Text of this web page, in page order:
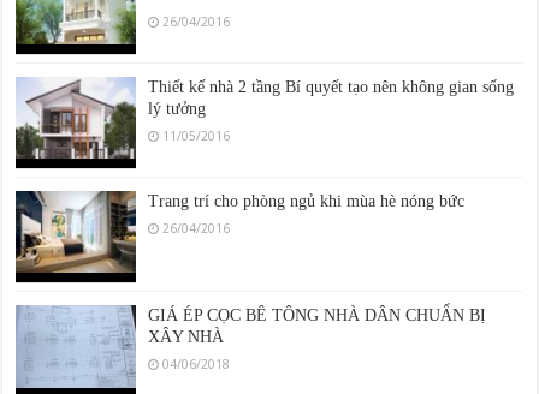
Thiết kế nhà 2 tầng Bí quyết tạo nên không gian sống
lý tưởng
Trang trí cho phòng ngủ khi mùa hè nóng bức
GIÁ ÉP CỌC BÊ TÔNG NHÀ DÂN CHUẨN BỊ
XÂY NHÀ